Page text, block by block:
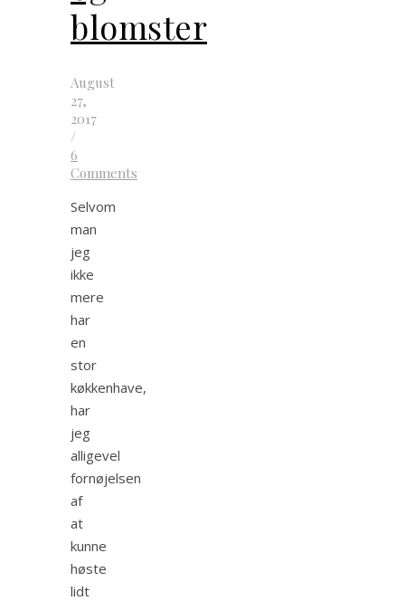
blomster
August
27,
2017
/
6
Comments
Selvom
man
jeg
ikke
mere
har
en
stor
køkkenhave,
har
jeg
alligevel
fornøjelsen
af
at
kunne
høste
lidt